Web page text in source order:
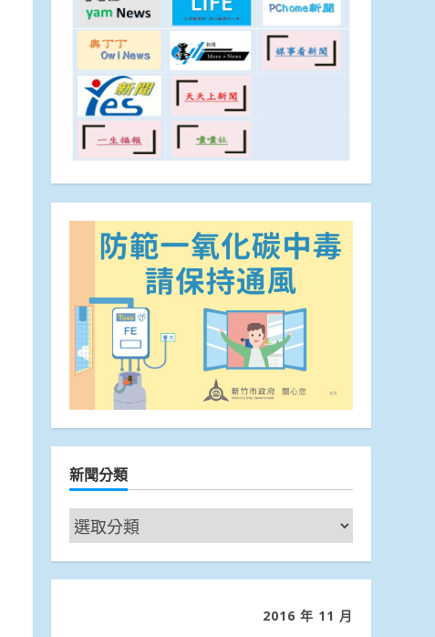
新聞分類
新
聞
分
2016 年 11 月